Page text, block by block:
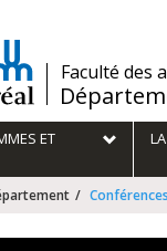
/Faculté des
ET